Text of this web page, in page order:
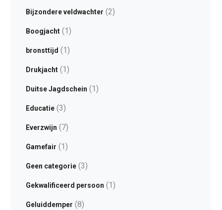
Bijzondere veldwachter (2)
Boogjacht(1)
bronsttijd (1)
Drukjacht(1)
Duitse Jagdschein (1)
Educatie(3)
Everzwijn (7)
Gamefair (1)
Geen categorie(3)
Gekwalificeerd persoon (1)
Geluiddemper (8)